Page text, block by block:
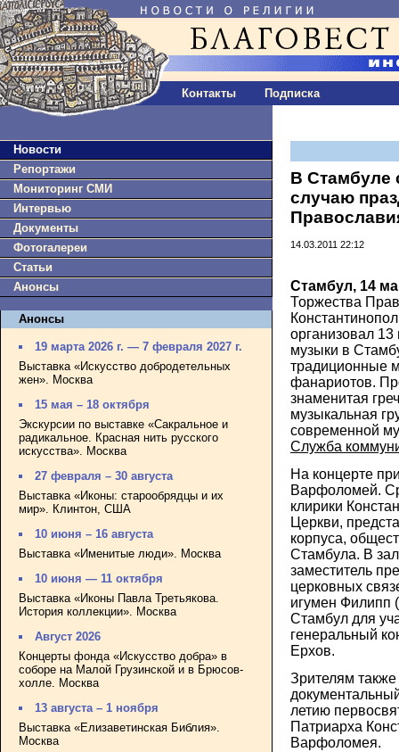
Контакты Подписка
Новости
Репортажи
Мониторинг СМИ
Интервью
Документы
Фотогалереи
Статьи
Анонсы
Анонсы
19 марта 2026 г. — 7 февраля 2027 г.
Выставка «Искусство добродетельных
жен». Москва
15 мая – 18 октября
Экскурсии по выставке «Сакральное и
радикальное. Красная нить русского
искусства». Москва
27 февраля – 30 августа
Выставка «Иконы: старообрядцы и их
мир». Клинтон, США
10 июня – 16 августа
Выставка «Именитые люди». Москва
10 июня — 11 октября
Выставка «Иконы Павла Третьякова.
История коллекции». Москва
Август 2026
Концерты фонда «Искусство добра» в
соборе на Малой Грузинской и в Брюсов-
холле. Москва
13 августа – 1 ноября
Выставка «Елизаветинская Библия».
Москва
В Стамбуле
случаю
14.03.2011 22:12
Стамбул, 14
Торжества
организовал 13
музыки в
традиционные
фанариотов.
знаменитая
музыкальная
современной
Служба
На концерте
Варфоломей.
клирики
Церкви,
корпуса,
Стамбула. В
заместитель
церковных
игумен Филипп
Стамбул для
генеральный
Ерхов.
Зрителям
летию
Патриарха
Варфоломея.